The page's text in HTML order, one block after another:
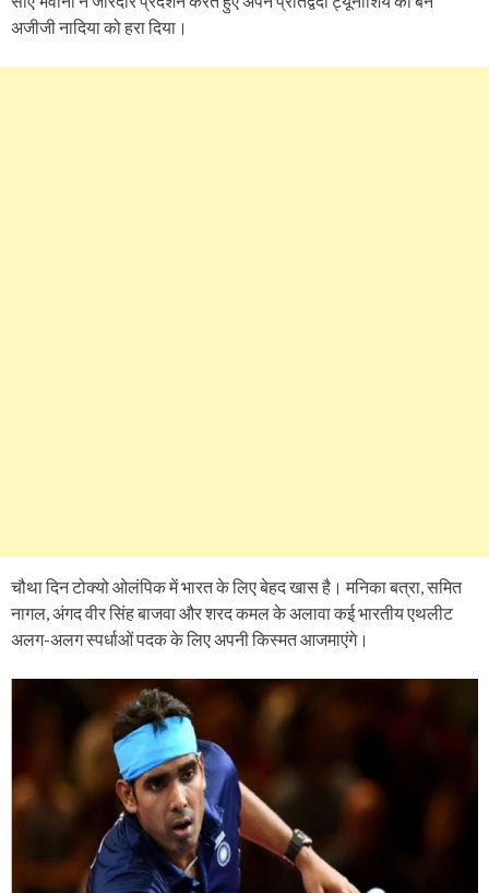
अजीजी नादिया को हरा दिया।
चौथा दिन टोक्यो ओलंपिक में भारत के लिए बेहद खास है। मनिका बत्रा, समित
नागल, अंगद वीर सिंह बाजवा और शरद कमल के अलावा कई भारतीय एथलीट
अलग-अलग स्पर्धाओं पदक के लिए अपनी किस्मत आजमाएंगे।